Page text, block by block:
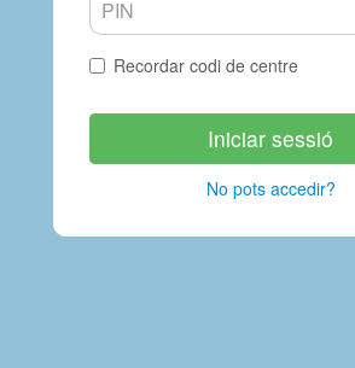
Recordar codi de centre
Iniciar sessió
No pots accedir?